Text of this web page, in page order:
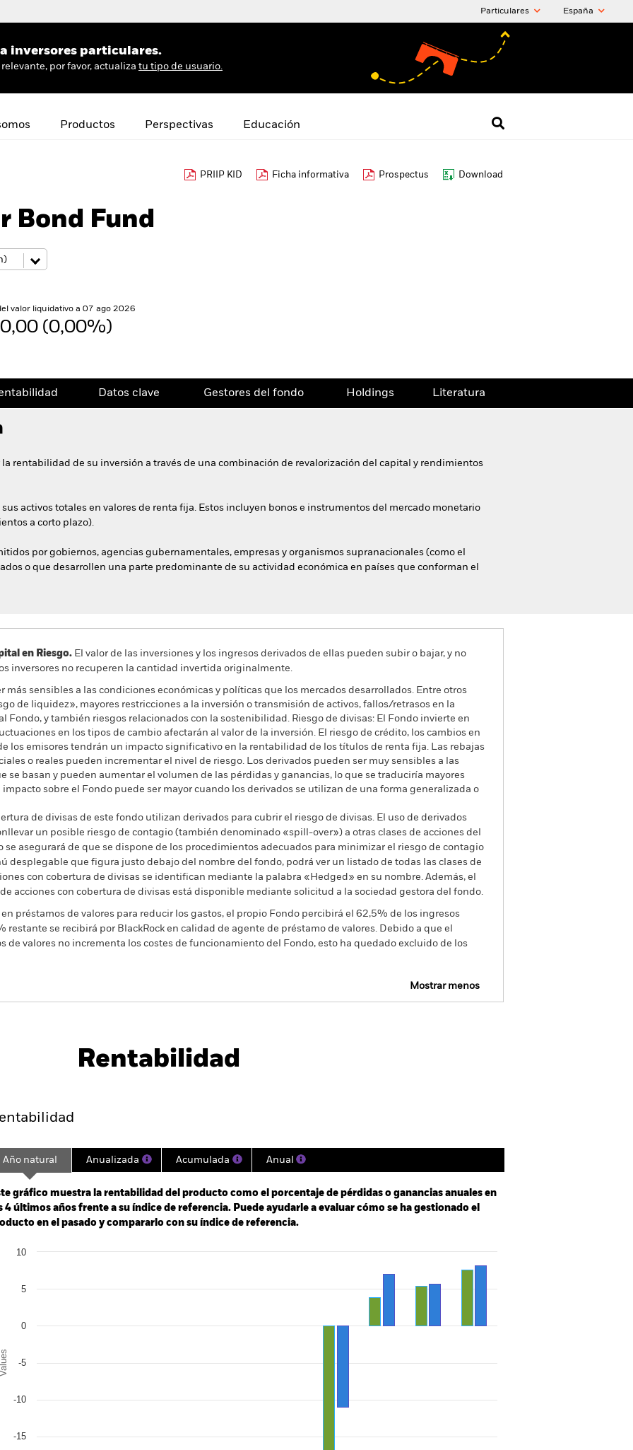
Particulares España
inversores particulares.
por favor, actualiza tu tipo de usuario.
Productos Perspectivas Educación
PRIIP KID Ficha informativa Prospectus Download
Bond Fund
valor liquidativo a 07 ago 2026
0,00 (0,00%)
Datos clave Gestores del fondo Holdings Literatura
rentabilidad de su inversión a través de una combinación de revalorización del capital y rendimientos
activos totales en valores de renta fija. Estos incluyen bonos e instrumentos del mercado monetario
a corto plazo).
por gobiernos, agencias gubernamentales, empresas y organismos supranacionales (como el
o que desarrollen una parte predominante de su actividad económica en países que conforman el
en Riesgo. El valor de las inversiones y los ingresos derivados de ellas pueden subir o bajar, y no
inversores no recuperen la cantidad invertida originalmente.
más sensibles a las condiciones económicas y políticas que los mercados desarrollados. Entre otros
de liquidez», mayores restricciones a la inversión o transmisión de activos, fallos/retrasos en la
Fondo, y también riesgos relacionados con la sostenibilidad. Riesgo de divisas: El Fondo invierte en
en los tipos de cambio afectarán al valor de la inversión. El riesgo de crédito, los cambios en
los emisores tendrán un impacto significativo en la rentabilidad de los títulos de renta fija. Las rebajas
o reales pueden incrementar el nivel de riesgo. Los derivados pueden ser muy sensibles a las
se basan y pueden aumentar el volumen de las pérdidas y ganancias, lo que se traduciría mayores
sobre el Fondo puede ser mayor cuando los derivados se utilizan de una forma generalizada o
de divisas de este fondo utilizan derivados para cubrir el riesgo de divisas. El uso de derivados
un posible riesgo de contagio (también denominado «spill-over») a otras clases de acciones del
se asegurará de que se dispone de los procedimientos adecuados para minimizar el riesgo de contagio
desplegable que figura justo debajo del nombre del fondo, podrá ver un listado de todas las clases de
con cobertura de divisas se identifican mediante la palabra «Hedged» en su nombre. Además, el
acciones con cobertura de divisas está disponible mediante solicitud a la sociedad gestora del fondo.
préstamos de valores para reducir los gastos, el propio Fondo percibirá el 62,5% de los ingresos
restante se recibirá por BlackRock en calidad de agente de préstamo de valores. Debido a que el
de valores no incrementa los costes de funcionamiento del Fondo, esto ha quedado excluido de los
Mostrar menos
Datos clave Gestores del fondo
Rentabilidad
2021-03-31 00:00:00 to 2026-07-31 00:00:00.
-48 to 24.
Año natural Anualizada Acumulada Anual
gráfico muestra la rentabilidad del producto como el porcentaje de pérdidas o ganancias anuales en
4 últimos años frente a su índice de referencia. Puede ayudarle a evaluar cómo se ha gestionado el
en el pasado y compararlo con su índice de referencia.
chart with 2 data series.
Values
-15
-10
-5
0
5
10